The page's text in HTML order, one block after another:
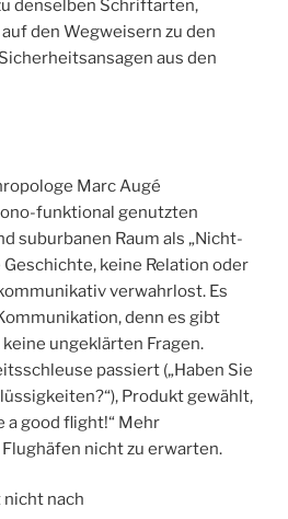
denselben Schriftarten,
den Wegweisern zu den
aus den
Marc Augé
funktional genutzten
suburbanen Raum als „Nicht-
Geschichte, keine Relation oder
verwahrlost. Es
denn es gibt
ungeklärten Fragen.
passiert („Haben Sie
Produkt gewählt,
a good flight!“ Mehr
nicht zu erwarten.
nach